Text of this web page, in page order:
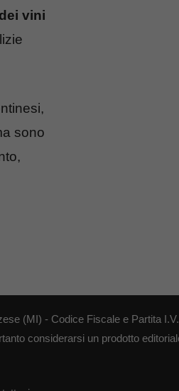
vini
sono
(MI) - Codice Fiscale e Partita
considerarsi un prodotto